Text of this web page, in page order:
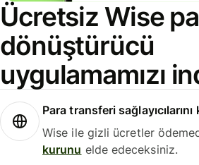
Ücretsiz Wise
dönüştürücü
uygulamamızı
Para transferi sağlayıcılarını
Wise ile gizli ücretler
kurunu elde edeceksiniz.